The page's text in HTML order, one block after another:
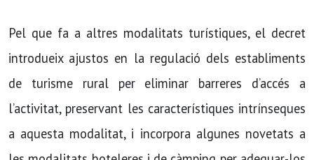
Pel que fa a altres modalitats turístiques, el decret
introdueix ajustos en la regulació dels establiments
de turisme rural per eliminar barreres d’accés a
l’activitat, preservant les característiques intrínseques
a aquesta modalitat, i incorpora algunes novetats a